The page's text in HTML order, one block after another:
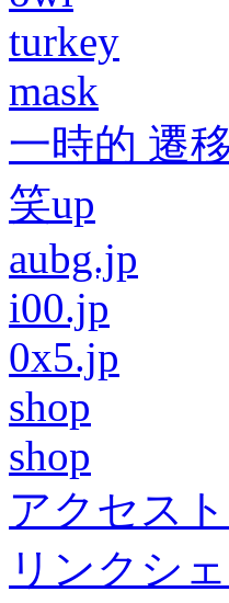
turkey
mask
一時的 遷
笑up
aubg.jp
i00.jp
0x5.jp
shop
shop
アクセス
リンクシ